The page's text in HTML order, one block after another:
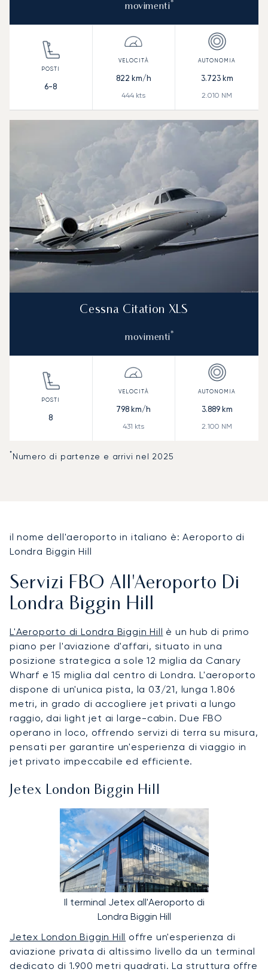
movimenti*
6-8
822 km/h
444 kts
3.723km
2.010 NM
Cessna Citation XLS
movimenti*
8
798 km/h
431 kts
3.889km
2.100 NM
*Numero di partenze e arrivi nel 2025
il nome dell'aeroporto in italiano è: Aeroporto di
Londra Biggin Hill
Servizi FBO All'Aeroporto Di
Londra Biggin Hill
L'Aeroporto di Londra Biggin Hill è un hub di primo
piano per l'aviazione d'affari, situato in una
posizione strategica a sole 12 miglia da Canary
Wharf e 15 miglia dal centro di Londra. L'aeroporto
dispone di un'unica pista, la 03/21, lunga 1.806
metri, in grado di accogliere jet privati a lungo
raggio, dai light jet ai large-cabin. Due FBO
operano in loco, offrendo servizi di terra su misura,
pensati per garantire un'esperienza di viaggio in
jet privato impeccabile ed efficiente.
Jetex London Biggin Hill
Il terminal Jetex all'Aeroporto di
Londra Biggin Hill
Jetex London Biggin Hill offre un'esperienza di
aviazione privata di altissimo livello da un terminal
dedicato di 1.900 metri quadrati. La struttura offre